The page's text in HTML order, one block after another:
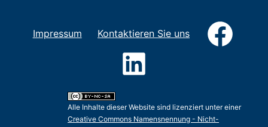
Impressum Kontaktieren Sie uns
Alle Inhalte dieser Website sind lizenziert unter einer
Creative Commons Namensnennung - Nicht-